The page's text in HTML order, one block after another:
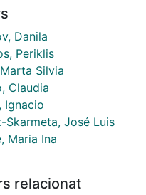
Danila
Periklis
Silvia
Claudia
Ignacio
Skarmeta, José Luis
Maria Ina
relacionat